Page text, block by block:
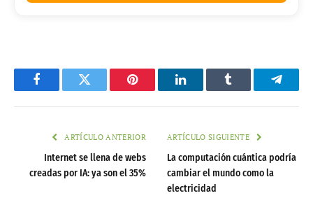
FacebookTwitter Pinterest LinkedInTumblr
ARTÍCULO ANTERIOR
Internet se llena de webs
creadas por IA: ya son el 35%
ARTÍCULO SIGUIENTE
La computación cuántica podría
cambiar el mundo como la
electricidad